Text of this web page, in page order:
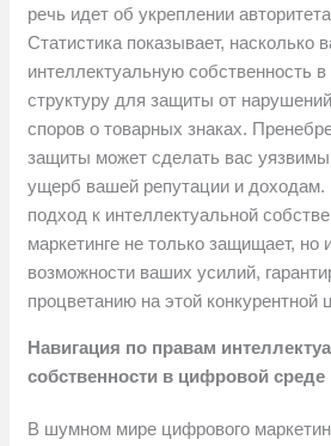
речь идет об укреплении
Статистика показывает, насколько
интеллектуальную собственность
структуру для защиты от
споров о товарных знаках.
защиты может сделать вас
ущерб вашей репутации и
подход к интеллектуальной
маркетинге не только защищает, но
возможности ваших усилий,
процветанию на этой конкурентной
Навигация по правам
собственности в цифровой среде
В шумном мире цифрового